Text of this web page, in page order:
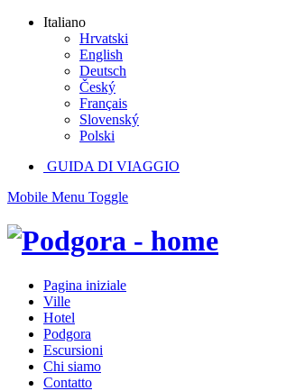
Italiano
Hrvatski
English
Deutsch
Český
Français
Slovenský
Polski
GUIDA DI VIAGGIO
Mobile Menu Toggle
Pagina iniziale
Ville
Hotel
Podgora
Escursioni
Chi siamo
Contatto